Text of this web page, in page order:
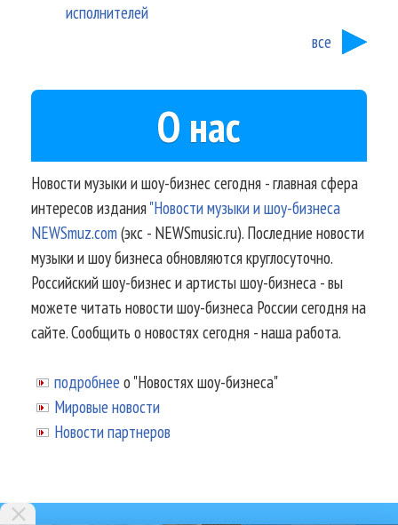
исполнителей
все
О нас
Новости музыки и шоу-бизнес сегодня - главная сфера
интересов издания"Новости музыки и шоу-бизнеса
NEWSmuz.com(экс - NEWSmusic.ru). Последние новости
музыки и шоу бизнеса обновляются круглосуточно.
Российский шоу-бизнес и артисты шоу-бизнеса - вы
можете читать новости шоу-бизнеса России сегодня на
сайте. Сообщить о новостях сегодня - наша работа.
подробнее о "Новостях шоу-бизнеса"
Мировые новости
Новости партнеров